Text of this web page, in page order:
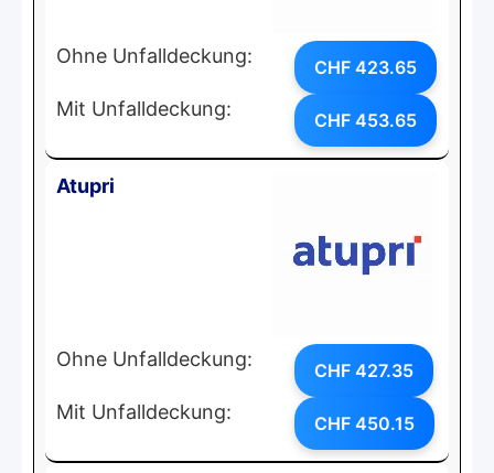
Ohne Unfalldeckung: CHF 423.65
Mit Unfalldeckung: CHF 453.65
Atupri
Ohne Unfalldeckung: CHF 427.35
Mit Unfalldeckung: CHF 450.15